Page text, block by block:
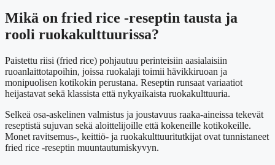
Mikä on fried rice -reseptin tausta ja
rooli ruokakulttuurissa?
Paistettu riisi (fried rice) pohjautuu perinteisiin aasialaisiin
ruoanlaittotapoihin, joissa ruokalaji toimii hävikkiruoan ja
monipuolisen kotikokin perustana. Reseptin runsaat variaatiot
heijastavat sekä klassista että nykyaikaista ruokakulttuuria.
Selkeä osa-askelinen valmistus ja joustavuus raaka-aineissa tekevät
reseptistä sujuvan sekä aloittelijoille että kokeneille kotikokeille.
Monet ravitsemus-, keittiö- ja ruokakulttuuritutkijat ovat tunnistaneet
fried rice -reseptin muuntautumiskyvyn.